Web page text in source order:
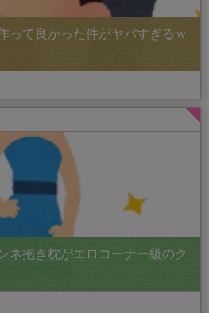
って良かった件がヤバすぎるｗ
ネ抱き枕がエロコーナー級のク